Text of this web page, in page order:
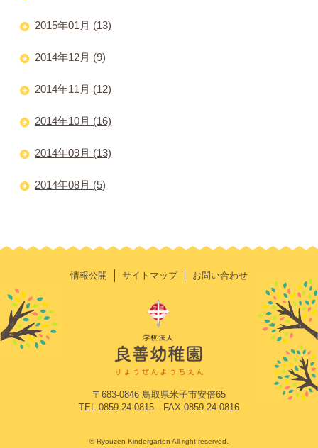
2015年01月 (13)
2014年12月 (9)
2014年11月 (12)
2014年10月 (16)
2014年09月 (13)
2014年08月 (5)
情報公開 サイトマップ お問い合わせ
〒683-0846 鳥取県米子市安倍65
TEL 0859-24-0815 FAX 0859-24-0816
© Ryouzen Kindergarten All right reserved.